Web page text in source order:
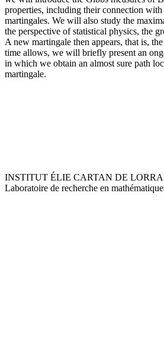
properties, including their connection
martingales. We will also study the
the perspective of statistical physics, the
A new martingale then appears, that is,
time allows, we will briefly present an
in which we obtain an almost sure path
martingale.
INSTITUT ÉLIE CARTAN DE
Laboratoire de recherche en